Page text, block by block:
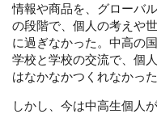
情報や商品を、グローバ
の段階で、個人の考えや
に過ぎなかった。中高の
学校と学校の交流で、個
はなかなかつくれなかった
しかし、今は中高生個人